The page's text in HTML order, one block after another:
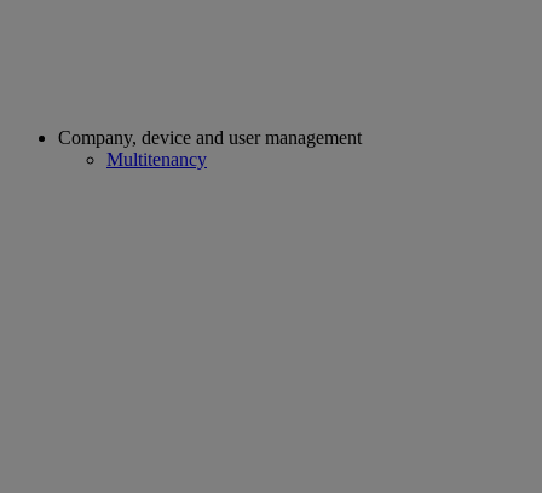
Company, device and user management
Multitenancy